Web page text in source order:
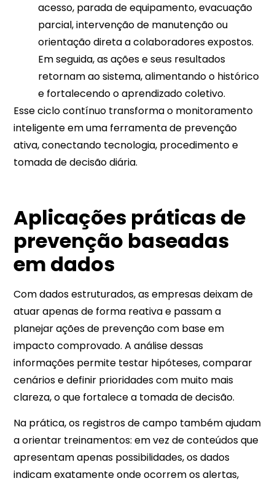
acesso, parada de equipamento, evacuação
parcial, intervenção de manutenção ou
orientação direta a colaboradores expostos.
Em seguida, as ações e seus resultados
retornam ao sistema, alimentando o histórico
e fortalecendo o aprendizado coletivo.​​
Esse ciclo contínuo transforma o monitoramento
inteligente em uma ferramenta de prevenção
ativa, conectando tecnologia, procedimento e
tomada de decisão diária.
Aplicações práticas de
prevenção baseadas
em dados
Com dados estruturados, as empresas deixam de
atuar apenas de forma reativa e passam a
planejar ações de prevenção com base em
impacto comprovado. A análise dessas
informações permite testar hipóteses, comparar
cenários e definir prioridades com muito mais
clareza, o que fortalece a tomada de decisão.
Na prática, os registros de campo também ajudam
a orientar treinamentos: em vez de conteúdos que
apresentam apenas possibilidades, os dados
indicam exatamente onde ocorrem os alertas,